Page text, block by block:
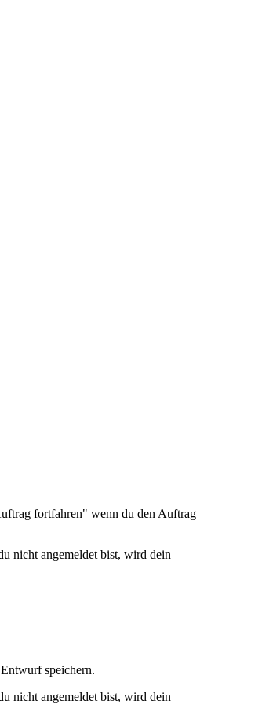
fortfahren" wenn du den Auftrag
nicht angemeldet bist, wird dein
speichern.
nicht angemeldet bist, wird dein